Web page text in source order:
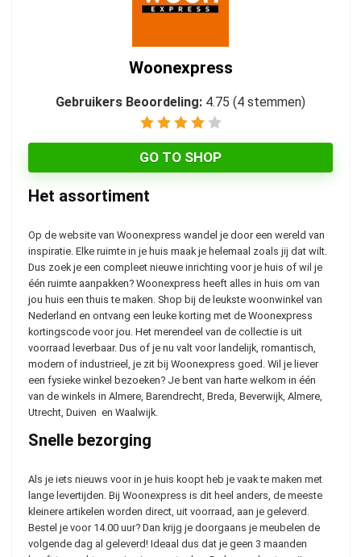
Woonexpress
Gebruikers Beoordeling: 4.75 (4 stemmen)
GO TO SHOP
Het assortiment
Op de website van Woonexpress wandel je door een wereld van
inspiratie. Elke ruimte in je huis maak je helemaal zoals jij dat wilt.
Dus zoek je een compleet nieuwe inrichting voor je huis of wil je
één ruimte aanpakken? Woonexpress heeft alles in huis om van
jou huis een thuis te maken. Shop bij de leukste woonwinkel van
Nederland en ontvang een leuke korting met de Woonexpress
kortingscode voor jou. Het merendeel van de collectie is uit
voorraad leverbaar. Dus of je nu valt voor landelijk, romantisch,
modern of industrieel, je zit bij Woonexpress goed. Wil je liever
een fysieke winkel bezoeken? Je bent van harte welkom in één
van de winkels in Almere, Barendrecht, Breda, Beverwijk, Almere,
Utrecht, Duiven en Waalwijk.
Snelle bezorging
Als je iets nieuws voor in je huis koopt heb je vaak te maken met
lange levertijden. Bij Woonexpress is dit heel anders, de meeste
kleinere artikelen worden direct, uit voorraad, aan je geleverd.
Bestel je voor 14.00 uur? Dan krijg je doorgaans je meubelen de
volgende dag al geleverd! Ideaal dus dat je geen 3 maanden